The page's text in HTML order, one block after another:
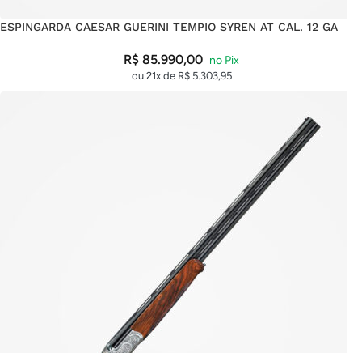
ESPINGARDA CAESAR GUERINI TEMPIO SYREN AT CAL. 12 GA
R$85.990,00
ou 21x de R$5.303,95